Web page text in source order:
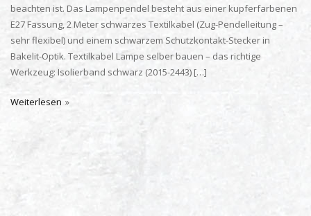
beachten ist. Das Lampenpendel besteht aus einer kupferfarbenen
E27 Fassung, 2 Meter schwarzes Textilkabel (Zug-Pendelleitung –
sehr flexibel) und einem schwarzem Schutzkontakt-Stecker in
Bakelit-Optik. Textilkabel Lampe selber bauen – das richtige
Werkzeug: Isolierband schwarz (2015-2443) […]
Weiterlesen